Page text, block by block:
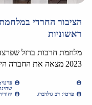
הציבור החרדי
ראשוניות
2023 מצאה את החברה הישראלית בתקופה של...
פרטי: דב גולדברג